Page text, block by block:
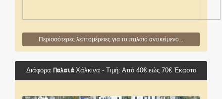
Περισσότερες λεπτομέρειες για το παλαιό αντικείμενο...
Διάφορα ΠαλαιάΧάλκινα - Τιμή: Από 40€ εώς 70€ Έκαστο